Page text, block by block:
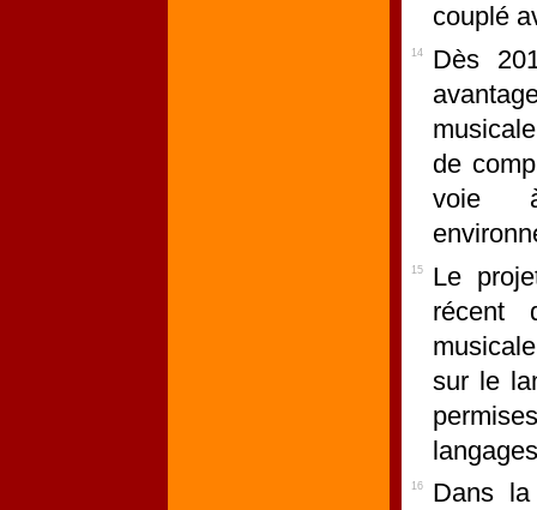
couplé
14
Dès
de
voie
15
Le
récent
sur le
16
Dans